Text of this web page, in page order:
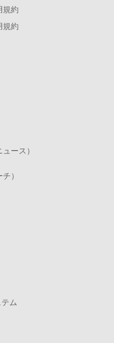
規約
規約
ース）
）
ム